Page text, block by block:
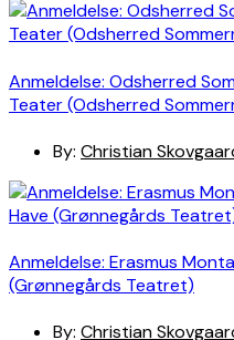
Anmeldelse: Odsherred
Teater (Odsherred
By: Christian
Anmeldelse: Erasmus
(Grønnegårds Teatret)
By: Christian